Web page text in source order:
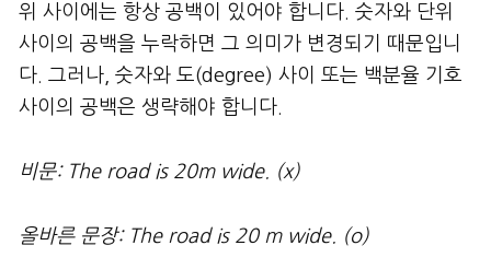
위 사이에는 항상 공백이 있어야 합니다. 숫자와 단위
사이의 공백을 누락하면 그 의미가 변경되기 때문입니
다. 그러나, 숫자와 도(degree) 사이 또는 백분율 기호
사이의 공백은 생략해야 합니다.
비문: The road is 20m wide. (x)
올바른 문장: The road is 20 m wide. (o)